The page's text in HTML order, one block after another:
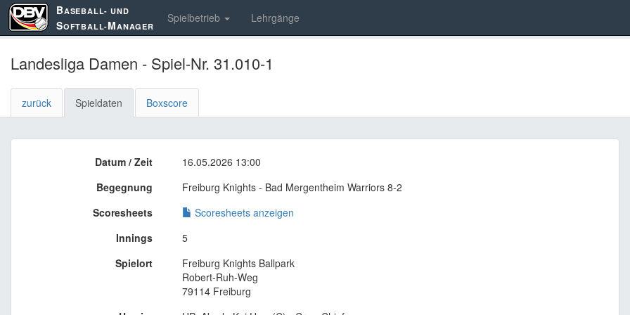
BASEBALL- UND
SOFTBALL-MANAGER
Spielbetrieb Lehrgänge
Landesliga Damen - Spiel-Nr. 31.010-1
zurück Spieldaten Boxscore
Datum / Zeit
16.05.2026 13:00
Begegnung
Freiburg Knights - Bad Mergentheim Warriors 8-2
Scoresheets
Scoresheets anzeigen
Innings
5
Spielort
Freiburg Knights Ballpark
Robert-Ruh-Weg
79114 Freiburg